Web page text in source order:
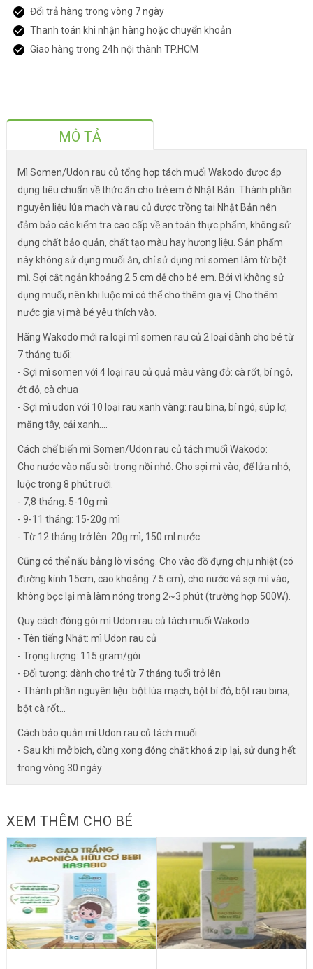
Đổi trả hàng trong vòng 7 ngày
Thanh toán khi nhận hàng hoặc chuyển khoản
Giao hàng trong 24h nội thành TP.HCM
MÔ TẢ
Mì Somen/Udon rau củ tổng hợp tách muối Wakodo được áp
dụng tiêu chuẩn về thức ăn cho trẻ em ở Nhật Bản. Thành phần
nguyên liệu lúa mạch và rau củ được trồng tại Nhật Bản nên
đảm bảo các kiểm tra cao cấp về an toàn thực phẩm, không sử
dụng chất bảo quản, chất tạo màu hay hương liệu. Sản phẩm
này không sử dụng muối ăn, chỉ sử dụng mì somen làm từ bột
mì. Sợi cắt ngắn khoảng 2.5 cm dễ cho bé em. Bởi vì không sử
dụng muối, nên khi luộc mì có thể cho thêm gia vị. Cho thêm
nước gia vị mà bé yêu thích vào.
Hãng Wakodo mới ra loại mì somen rau củ 2 loại dành cho bé từ
7 tháng tuổi:
- Sợi mì somen với 4 loại rau củ quả màu vàng đỏ: cà rốt, bí ngô,
ớt đỏ, cà chua
- Sợi mì udon với 10 loại rau xanh vàng: rau bina, bí ngô, súp lơ,
măng tây, cải xanh....
Cách chế biến mì Somen/Udon rau củ tách muối Wakodo:
Cho nước vào nấu sôi trong nồi nhỏ. Cho sợi mì vào, để lửa nhỏ,
luộc trong 8 phút rưỡi.
- 7,8 tháng: 5-10g mì
- 9-11 tháng: 15-20g mì
- Từ 12 tháng trở lên: 20g mì, 150 ml nước
Cũng có thể nấu bằng lò vi sóng. Cho vào đồ đựng chịu nhiệt (có
đường kính 15cm, cao khoảng 7.5 cm), cho nước và sợi mì vào,
không bọc lại mà làm nóng trong 2~3 phút (trường hợp 500W).
Quy cách đóng gói mì Udon rau củ tách muối Wakodo
- Tên tiếng Nhật: mì Udon rau củ
- Trọng lượng: 115 gram/gói
- Đối tượng: dành cho trẻ từ 7 tháng tuổi trở lên
- Thành phần nguyên liệu: bột lúa mạch, bột bí đỏ, bột rau bina,
bột cà rốt...
Cách bảo quản mì Udon rau củ tách muối:
- Sau khi mở bịch, dùng xong đóng chặt khoá zip lại, sử dụng hết
trong vòng 30 ngày
XEM THÊM CHO BÉ